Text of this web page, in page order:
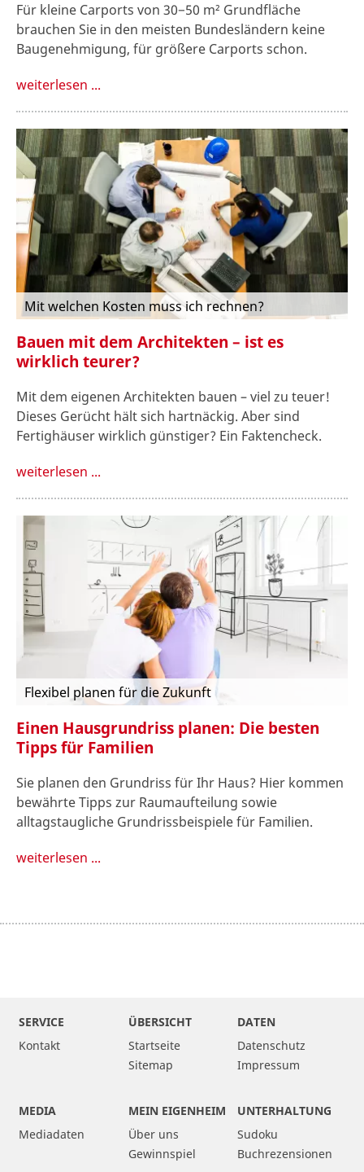
Für kleine Carports von 30−50 m² Grundfläche
brauchen Sie in den meisten Bundesländern keine
Baugenehmigung, für größere Carports schon.
weiterlesen ...
Mit welchen Kosten muss ich rechnen?
Bauen mit dem Architekten – ist es
wirklich teurer?
Mit dem eigenen Architekten bauen – viel zu teuer!
Dieses Gerücht hält sich hartnäckig. Aber sind
Fertighäuser wirklich günstiger? Ein Faktencheck.
weiterlesen ...
Flexibel planen für die Zukunft
Einen Hausgrundriss planen: Die besten
Tipps für Familien
Sie planen den Grundriss für Ihr Haus? Hier kommen
bewährte Tipps zur Raumaufteilung sowie
alltagstaugliche Grundrissbeispiele für Familien.
weiterlesen ...
SERVICE
Kontakt
ÜBERSICHT
Startseite
Sitemap
DATEN
Datenschutz
Impressum
MEDIA
Mediadaten
MEIN EIGENHEIM
Über uns
Gewinnspiel
UNTERHALTUNG
Sudoku
Buchrezensionen